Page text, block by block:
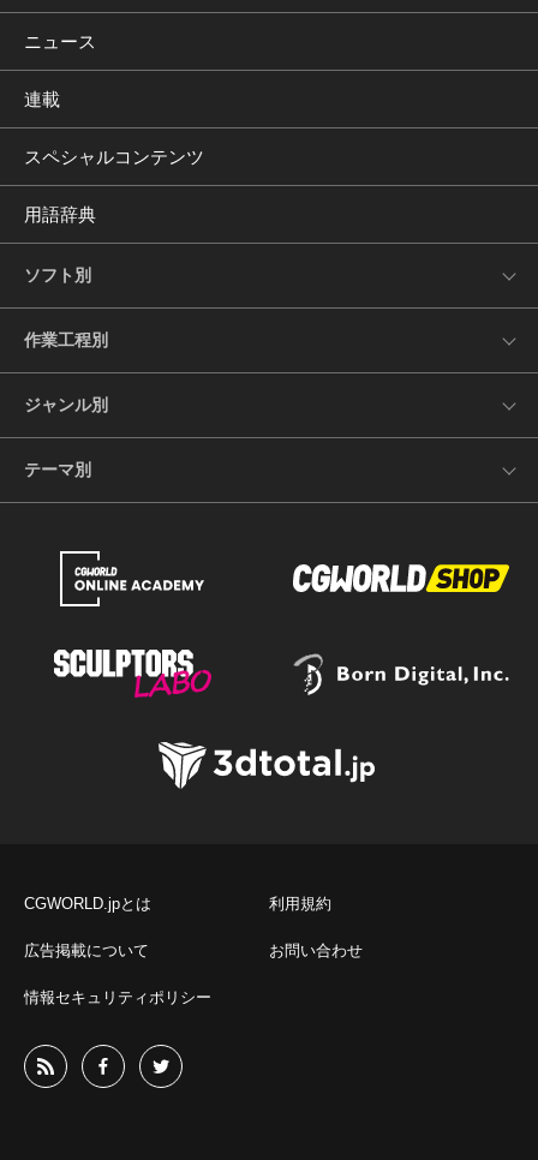
ニュース
連載
スペシャルコンテンツ
用語辞典
ソフト別
作業工程別
ジャンル別
テーマ別
CGWORLD.jpとは 利用規約
広告掲載について お問い合わせ
情報セキュリティポリシー